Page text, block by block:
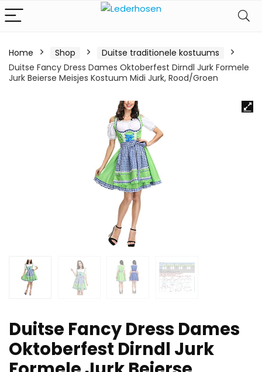
Home Shop
Duitse traditionele kostuums
Duitse Fancy Dress Dames Oktoberfest Dirndl Jurk Formele
Jurk Beierse Meisjes Kostuum Midi Jurk, Rood/Groen
Duitse Fancy Dress Dames
Oktoberfest Dirndl Jurk